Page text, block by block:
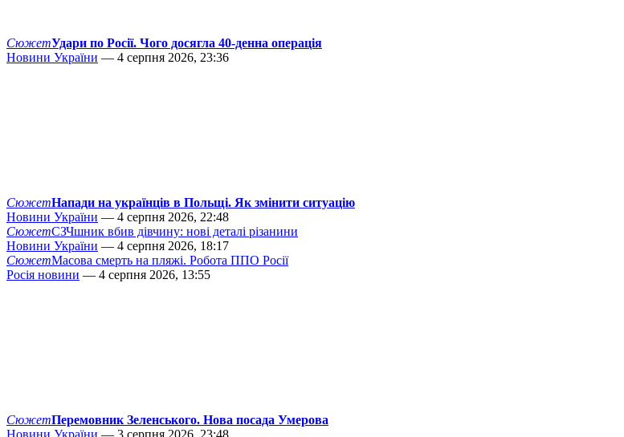
СюжетУдари по Росії. Чого досягла 40-денна операція
Новини України — 4 серпня 2026, 23:36
СюжетНапади на українців в Польщі. Як змінити ситуацію
Новини України — 4 серпня 2026, 22:48
СюжетСЗЧшник вбив дівчину: нові деталі різанини
Новини України — 4 серпня 2026, 18:17
СюжетМасова смерть на пляжі. Робота ППО Росії
Росія новини — 4 серпня 2026, 13:55
СюжетПеремовник Зеленського. Нова посада Умерова